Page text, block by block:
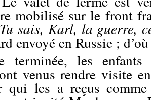
mobilisé sur le front
Tu sais, Karl, la guerre,
envoyé en Russie ;
terminée, les enfants
venus rendre visite
qui les a reçus